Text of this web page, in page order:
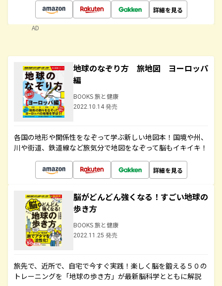
詳細を見る
AD
地球のなぞり方 旅地図 ヨーロッパ
編
BOOKS 旅と健康
2022.10.14 発売
各国の地形や関係性をなぞって学ぶ新しい地図本！国境や州、
川や街道、鉄道線など旅気分で地図をなぞって脳もイキイキ！
詳細を見る
脳がどんどん強くなる！すごい地球の
歩き方
BOOKS 旅と健康
2022.11.25 発売
旅先で、近所で、自宅で今すぐ実践！楽しく脳を鍛える５０の
トレーニングを「地球の歩き方」が最新脳科学とともに解説